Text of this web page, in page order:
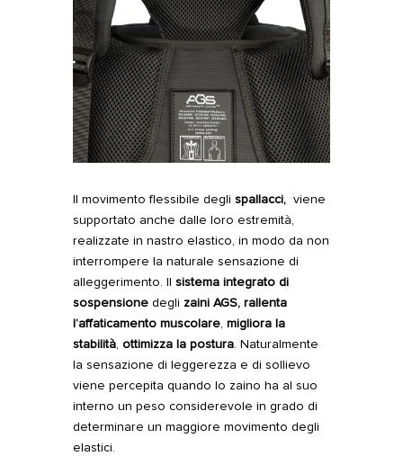
Il movimento flessibile degli spallacci, viene
supportato anche dalle loro estremità,
realizzate in nastro elastico, in modo da non
interrompere la naturale sensazione di
alleggerimento. Il sistema integrato di
sospensionedegli zaini AGS, rallenta
l’affaticamento muscolare, migliora la
stabilità, ottimizza la postura. Naturalmente
la sensazione di leggerezza e di sollievo
viene percepita quando lo zaino ha al suo
interno un peso considerevole in grado di
determinare un maggiore movimento degli
elastici.